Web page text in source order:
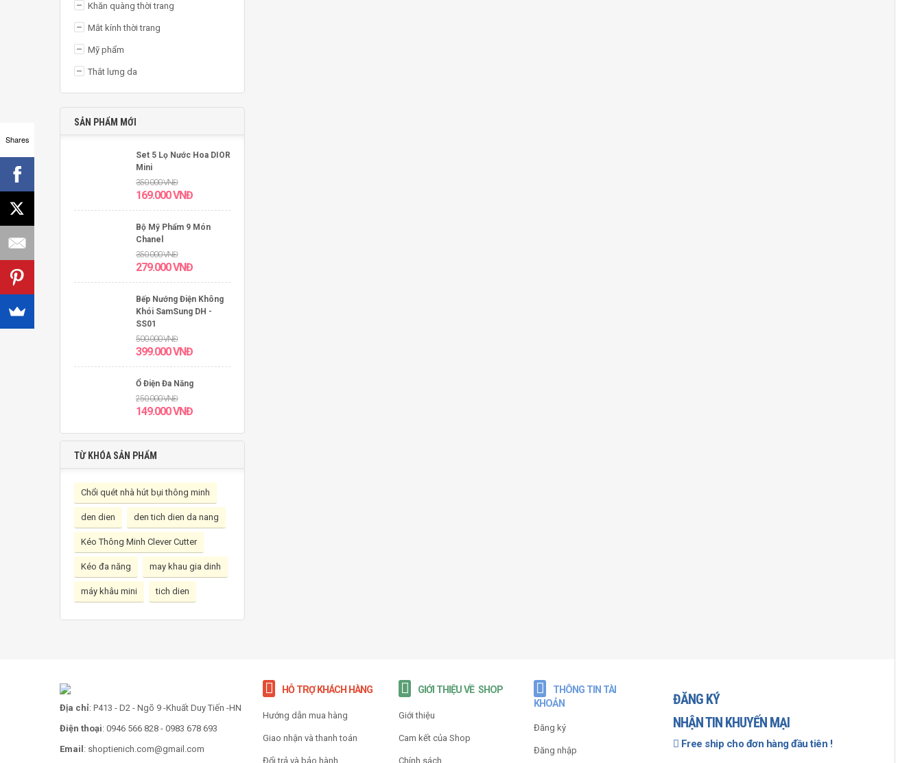
Khăn quàng thời trang
Mắt kính thời trang
Mỹ phẩm
Thắt lưng da
SẢN PHẨM MỚI
Set 5 Lọ Nước Hoa DIOR
Mini
350.000VNĐ
169.000VNĐ
Bộ Mỹ Phẩm 9 Món
Chanel
350.000VNĐ
279.000VNĐ
Bếp Nướng Điện Không
Khói SamSung DH -
SS01
500.000VNĐ
399.000VNĐ
Ổ Điện Đa Năng
250.000VNĐ
149.000VNĐ
TỪ KHÓA SẢN PHẨM
Chổi quét nhà hút bụi thông minh
den dien den tich dien da nang
Kéo Thông Minh Clever Cutter
Kéo đa năng may khau gia dinh
máy khâu mini tich dien
Địa chỉ: P413 - D2 - Ngõ 9 -Khuất Duy Tiến -HN
Điện thoại: 0946 566 828 - 0983 678 693
Email : shoptienich.com@gmail.com
HỖ TRỢ KHÁCH HÀNG
Hướng dẫn mua hàng
Giao nhận và thanh toán
Đổi trả và bảo hành
GIỚI THIỆU VỀ SHOP
Giới thiệu
Cam kết của Shop
Chính sách
THÔNG TIN TÀI
KHOẢN
Đăng ký
Đăng nhập
ĐĂNG KÝ
NHẬN TIN KHUYẾN MẠI
Free ship cho đơn hàng đầu tiên !
Shares